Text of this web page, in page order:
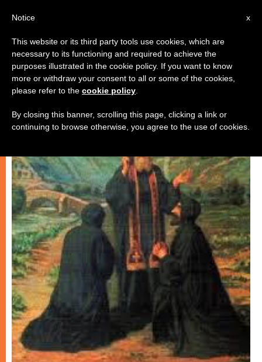
شهادات
x
Notice
This website or its third party tools use cookies, which are
necessary to its functioning and required to achieve the
purposes illustrated in the cookie policy. If you want to know
more or withdraw your consent to all or some of the cookies,
please refer to the cookie policy
By closing this banner, scrolling this page, clicking a link or
continuing to browse otherwise, you agree to the use of cookies.